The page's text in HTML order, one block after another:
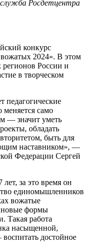
Росдетцентра
конкурс
вожатых 2024». В этом
регионов России и
в творческом
педагогические
меняется само
— значит уметь
обладать
быть для
наставником», —
Федерации Сергей
за это время он
единомышленников
вожатые
формы
Такая работа
насыщенной,
достойное